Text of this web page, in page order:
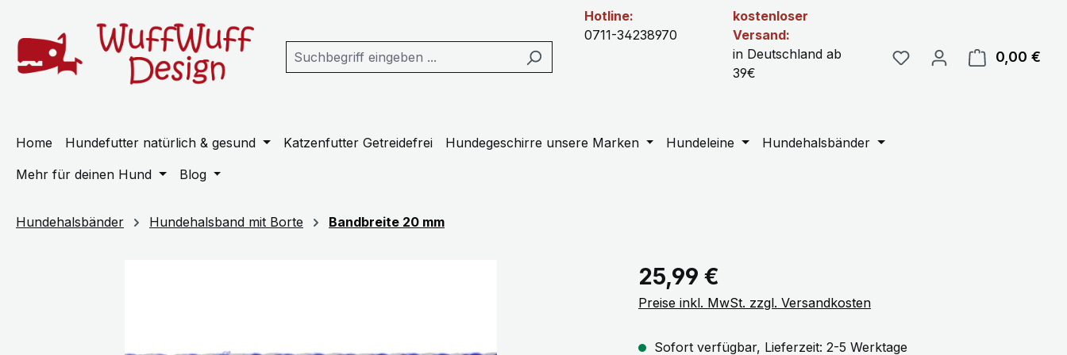
Hotline:
0711-34238970
kostenloser
Versand:
in Deutschland ab
39€
0,00 €
Home Hundefutter natürlich & gesund Katzenfutter Getreidefrei Hundegeschirre unsere Marken Hundeleine
Hundehalsbänder
Mehr für deinen Hund
Blog
Hundehalsbänder Hundehalsband mit Borte Bandbreite 20 mm
Regulärer Preis:
25,99 €
Preise inkl. MwSt. zzgl. Versandkosten
Sofort verfügbar, Lieferzeit: 2-5 Werktage